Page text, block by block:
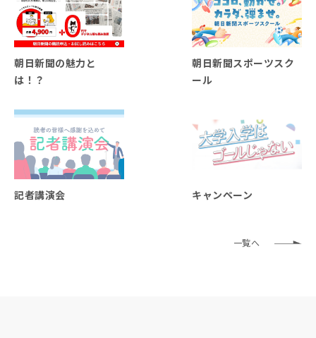
朝日新聞の魅力と
は！？
朝日新聞スポーツスク
ール
記者講演会 キャンペーン
一覧へ